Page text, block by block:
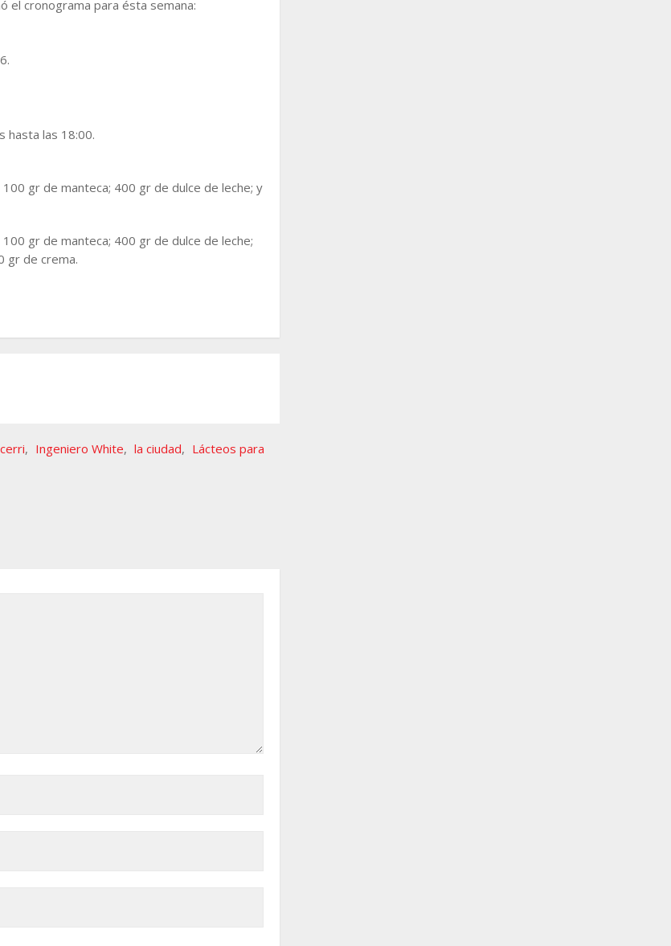
el cronograma para ésta semana:
hasta las 18:00.
gr de manteca; 400 gr de dulce de leche; y
gr de manteca; 400 gr de dulce de leche;
gr de crema.
, Ingeniero White, la ciudad, Lácteos para